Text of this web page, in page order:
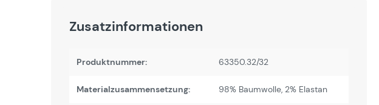
Zusatzinformationen
Produktnummer: 63350.32/32
Materialzusammensetzung: 98% Baumwolle, 2% Elastan